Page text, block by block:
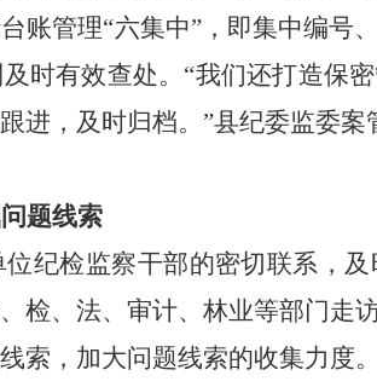
账管理“六集中”，即集中编号
时有效查处。“我们还打造保
进， 及时归档。”县纪委监委案
问题线索
纪检监察干部的密切联系，
检、法、审计、林业等部门走
线索，加大问题线索的收集力度